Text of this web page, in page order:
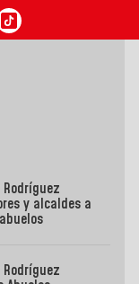
y alcaldes a